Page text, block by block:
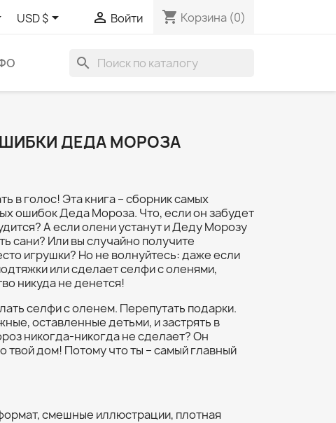
USD $  Войти shopping_cart Корзина (0)
search
ДЕДА МОРОЗА
в голос! Эта книга – сборник самых
ошибок Деда Мороза. Что, если он забудет
А если олени устанут и Деду Морозу
сани? Или вы случайно получите
игрушки? Но не волнуйтесь: даже если
или сделает селфи с оленями,
никуда не денется!
селфи с оленем. Перепутать подарки.
оставленные детьми, и застрять в
никогда-никогда не сделает? Он
твой дом! Потому что ты – самый главный
смешные иллюстрации, плотная